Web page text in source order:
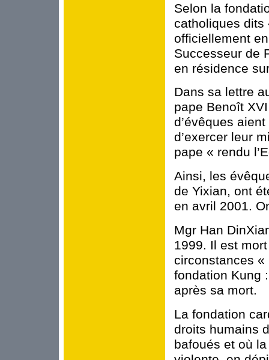
Selon la
catholiques dits
officiellement
Successeur de
en résidence
Dans sa lettre
pape Benoît
d’évêques
d’exercer leur
pape « rendu
Ainsi, les
de Yixian, ont
en avril 2001.
Mgr Han
1999. Il est
circonstances
fondation Kung
après sa mort.
La fondation
droits humains
bafoués et où